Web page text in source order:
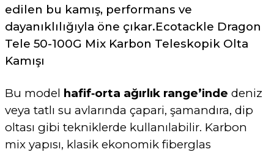
edilen bu kamış, performans ve
dayanıklılığıyla öne çıkar.Ecotackle Dragon
Tele 50-100G Mix Karbon Teleskopik Olta
Kamışı
Bu model hafif‑orta ağırlık range’inde deniz
veya tatlı su avlarında çapari, şamandıra, dip
oltası gibi tekniklerde kullanılabilir. Karbon
mix yapısı, klasik ekonomik fiberglas